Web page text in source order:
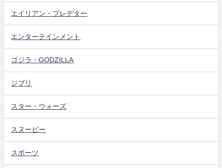
エイリアン・プレデター
エンターテインメント
ゴジラ・GODZILLA
ジブリ
スター・ウォーズ
スヌーピー
スポーツ